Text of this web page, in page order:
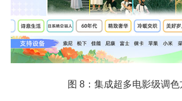
图 8：集成超多电影级调色